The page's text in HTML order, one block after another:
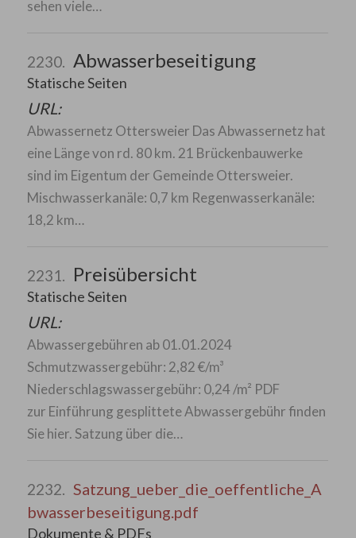
sehen viele…
2230. Abwasserbeseitigung
Statische Seiten
URL:
Abwassernetz Ottersweier Das Abwassernetz hat
eine Länge von rd. 80 km. 21 Brückenbauwerke
sind im Eigentum der Gemeinde Ottersweier.
Mischwasserkanäle: 0,7 km Regenwasserkanäle:
18,2 km…
2231. Preisübersicht
Statische Seiten
URL:
Abwassergebühren ab 01.01.2024
Schmutzwassergebühr: 2,82 €/m³
Niederschlagswassergebühr: 0,24 /m² PDF
zur Einführung gesplittete Abwassergebühr finden
Sie hier. Satzung über die…
2232. Satzung_ueber_die_oeffentliche_A
bwasserbeseitigung.pdf
Dokumente & PDFs